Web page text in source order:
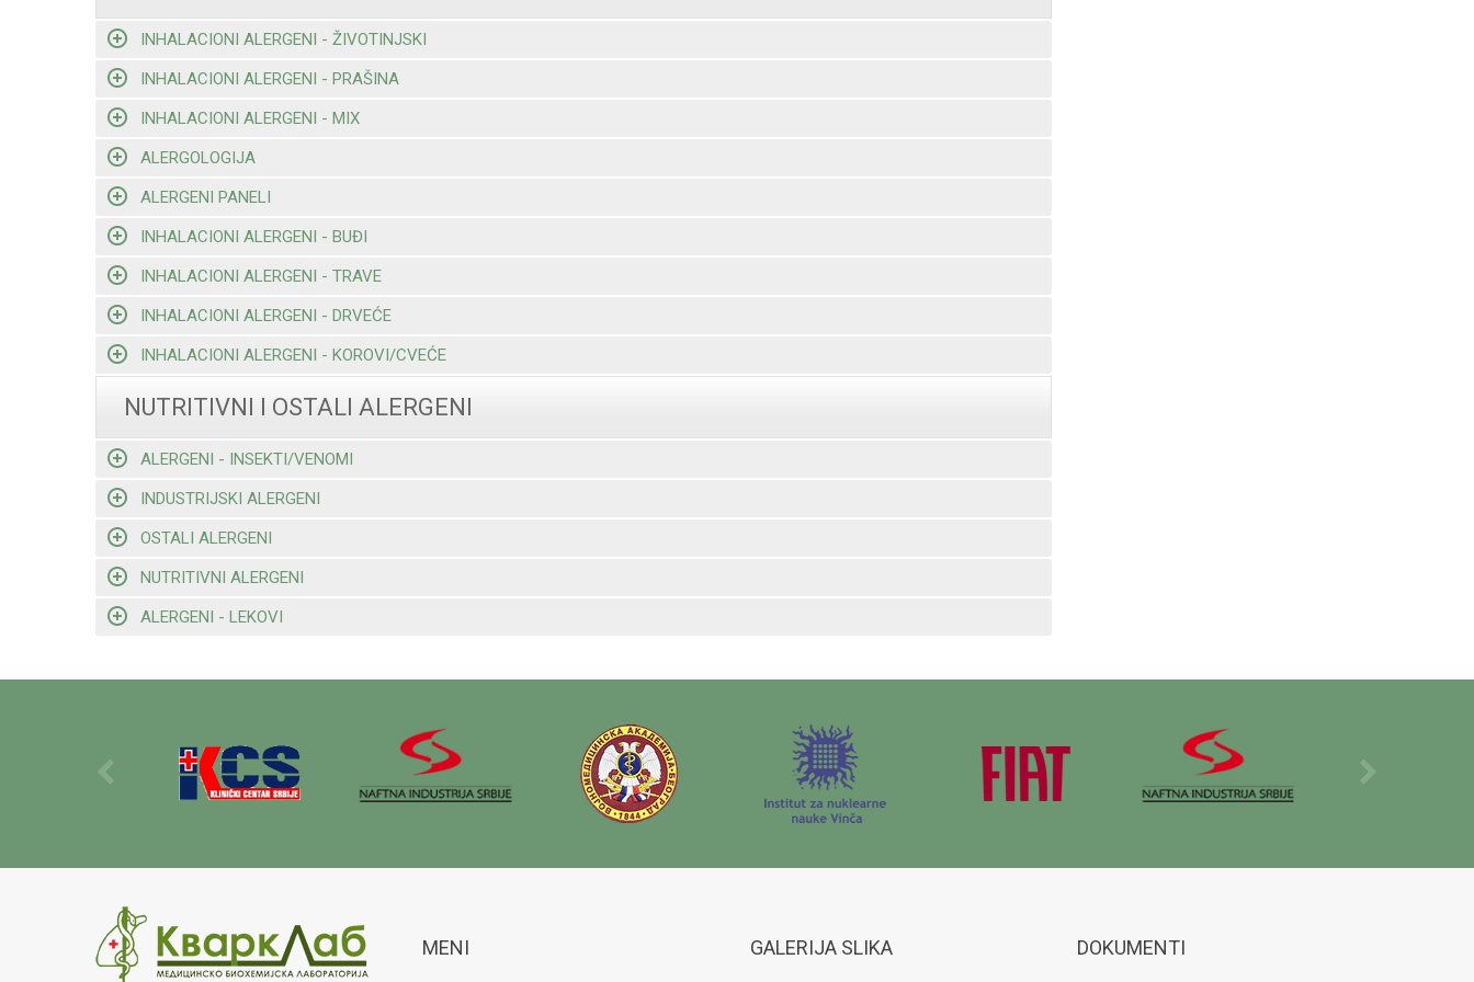
INHALACIONI ALERGENI - ŽIVOTINJSKI
INHALACIONI ALERGENI - PRAŠINA
INHALACIONI ALERGENI - MIX
ALERGOLOGIJA
ALERGENI PANELI
INHALACIONI ALERGENI - BUĐI
INHALACIONI ALERGENI - TRAVE
INHALACIONI ALERGENI - DRVEĆE
INHALACIONI ALERGENI - KOROVI/CVEĆE
NUTRITIVNI I OSTALI ALERGENI
ALERGENI - INSEKTI/VENOMI
INDUSTRIJSKI ALERGENI
OSTALI ALERGENI
NUTRITIVNI ALERGENI
ALERGENI - LEKOVI
MENI GALERIJA SLIKA DOKUMENTI